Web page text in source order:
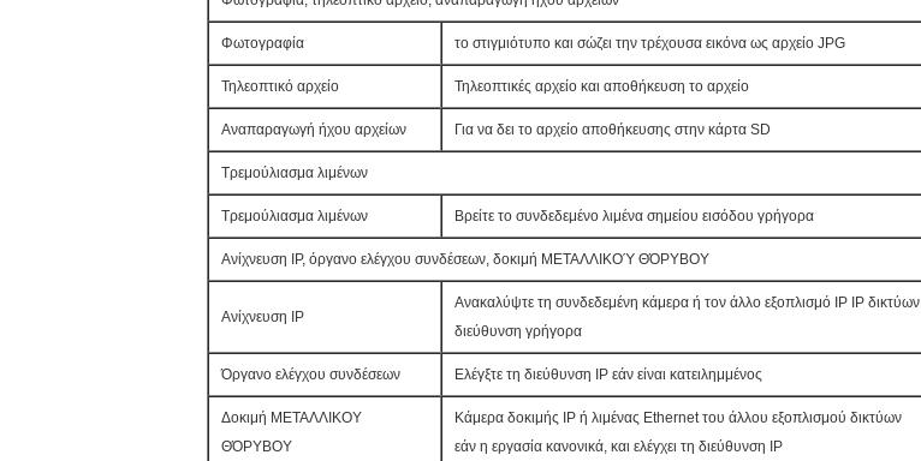
Φωτογραφία το στιγμιότυπο και σώζει την τρέχουσα εικόνα ως αρχείο JPG
Τηλεοπτικό αρχείο Τηλεοπτικές αρχείο και αποθήκευση το αρχείο
Αναπαραγωγή ήχου αρχείων Για να δει το αρχείο αποθήκευσης στην κάρτα SD
Τρεμούλιασμα λιμένων
Τρεμούλιασμα λιμένων Βρείτε το συνδεδεμένο λιμένα σημείου εισόδου γρήγορα
Ανίχνευση IP, όργανο ελέγχου συνδέσεων, δοκιμή ΜΕΤΑΛΛΙΚΟΎ ΘΌΡΥΒΟΥ
Ανίχνευση IP
Ανακαλύψτε τη συνδεδεμένη κάμερα ή τον άλλο εξοπλισμό IP IP δικτύων
διεύθυνση γρήγορα
Όργανο ελέγχου συνδέσεων Ελέγξτε τη διεύθυνση IP εάν είναι κατειλημμένος
Δοκιμή ΜΕΤΑΛΛΙΚΟΥ
ΘΌΡΥΒΟΥ
Κάμερα δοκιμής IP ή λιμένας Ethernet του άλλου εξοπλισμού δικτύων
εάν η εργασία κανονικά, και ελέγχει τη διεύθυνση IP